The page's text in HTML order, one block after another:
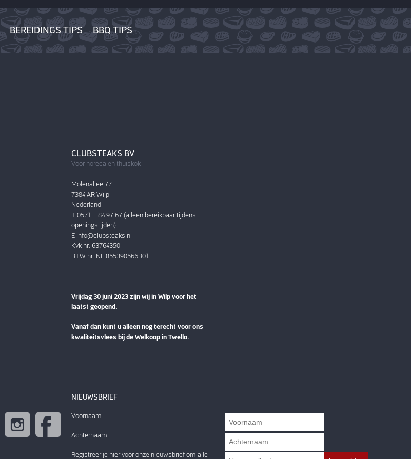
BEREIDINGS TIPS BBQ TIPS
CLUBSTEAKS BV
Voor horeca en thuiskok
Molenallee 77
7384 AR Wilp
Nederland
T 0571 – 84 97 67 (alleen bereikbaar tijdens
openingstijden)
E info@clubsteaks.nl
Kvk nr. 63764350
BTW nr. NL 855390566B01
Vrijdag 30 juni 2023 zijn wij in Wilp voor het
laatst geopend.
Vanaf dan kunt u alleen nog terecht voor ons
kwaliteitsvlees bij de Welkoop in Twello.
NIEUWSBRIEF
Voornaam
Achternaam
Registreer je hier voor onze nieuwsbrief om alle